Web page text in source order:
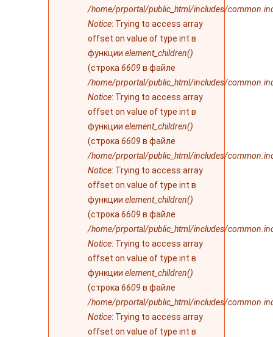
/home/prportal/public_html/includes/
Notice: Trying to access array
offset on value of type int в
функции element_children()
(строка 6609 в файле
/home/prportal/public_html/includes/
Notice: Trying to access array
offset on value of type int в
функции element_children()
(строка 6609 в файле
/home/prportal/public_html/includes/
Notice: Trying to access array
offset on value of type int в
функции element_children()
(строка 6609 в файле
/home/prportal/public_html/includes/
Notice: Trying to access array
offset on value of type int в
функции element_children()
(строка 6609 в файле
/home/prportal/public_html/includes/
Notice: Trying to access array
offset on value of type int в